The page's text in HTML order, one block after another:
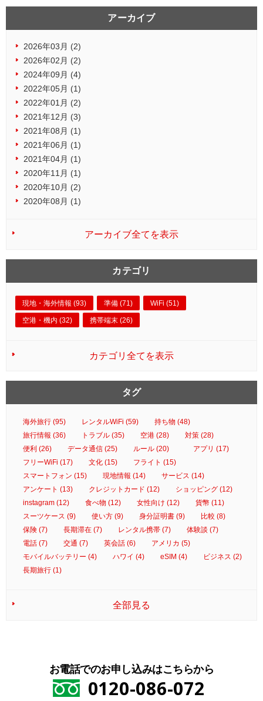
アーカイブ
2026年03月 (2)
2026年02月 (2)
2024年09月 (4)
2022年05月 (1)
2022年01月 (2)
2021年12月 (3)
2021年08月 (1)
2021年06月 (1)
2021年04月 (1)
2020年11月 (1)
2020年10月 (2)
2020年08月 (1)
アーカイブ全てを表示
カテゴリ
現地・海外情報 (93) 準備 (71) WiFi (51)
空港・機内 (32) 携帯端末 (26)
カテゴリ全てを表示
タグ
海外旅行 (95) レンタルWiFi (59)
持ち物 (48)
旅行情報 (36)
トラブル (35) 空港 (28)
対策 (28)
便利 (26)
データ通信 (25) ルール (20)
アプリ (17)
フリーWiFi (17)
文化 (15)
フライト (15)
スマートフォン (15)
現地情報 (14)
サービス (14)
アンケート (13)
クレジットカード (12)
ショッピング (12)
instagram (12)
食べ物 (12) 女性向け (12)
貨幣 (11)
スーツケース (9)
使い方 (9) 身分証明書 (9)
比較 (8)
保険 (7)
長期滞在 (7) レンタル携帯 (7)
体験談 (7)
電話 (7)
交通 (7) 英会話 (6)
アメリカ (5)
モバイルバッテリー (4)
ハワイ (4) eSIM (4)
ビジネス (2)
長期旅行 (1)
全部見る
お電話でのお申し込みはこちらから
0120-086-072